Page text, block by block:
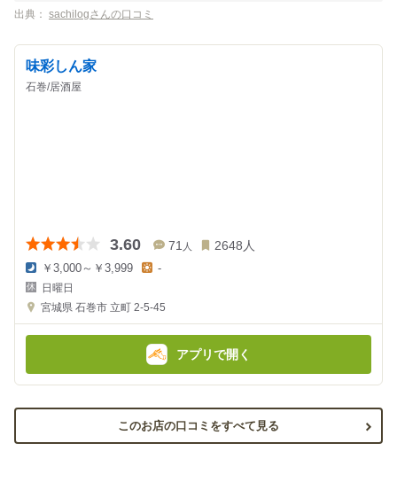
出典： sachilogさんの口コミ
味彩しん家
石巻/居酒屋
3.60 71 人 2648人
夜
の
金
￥3,000～￥3,999
金
-
日曜日
宮城県 石巻市 立町 2-5-45
アプリで開く
このお店の口コミをすべて見る